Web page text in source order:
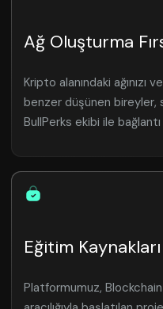
Ağ Oluşturma
Kripto alanındaki
benzer düşünen bireyler,
BullPerks ekibi ile bağlantı
Eğitim Kaynakları
Platformumuz,